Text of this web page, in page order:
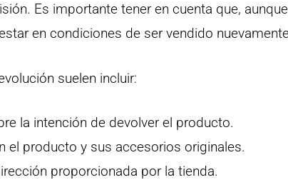
Es importante tener en cuenta que,
en condiciones de ser vendido
suelen incluir:
la intención de devolver el producto.
el producto y sus accesorios originales.
proporcionada por la tienda.